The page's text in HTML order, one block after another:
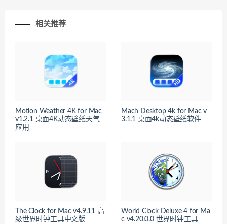
相关推荐
Motion Weather 4K for Mac
v1.2.1 桌面4K动态壁纸天气
应用
Mach Desktop 4k for Mac v
3.1.1 桌面4k动态壁纸软件
The Clock for Mac v4.9.11 高
级世界时钟工具中文版
World Clock Deluxe 4 for Ma
c v4.20.0.0 世界时钟工具